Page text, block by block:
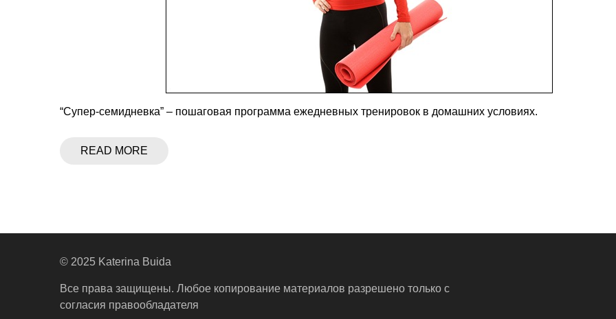
“Супер-семидневка” – пошаговая программа ежедневных тренировок в домашних условиях.
READ MORE
© 2025 Katerina Buida
Все права защищены. Любое копирование материалов разрешено только с
согласия правообладателя